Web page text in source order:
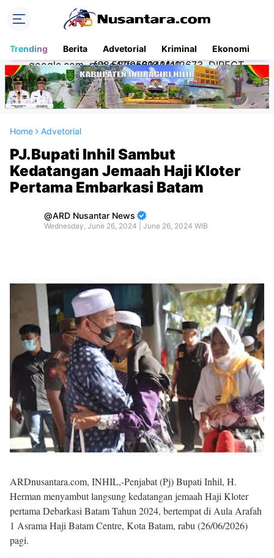
Trending Berita Advetorial Kriminal Ekonomi
google.com, pub-5820561844112673, DIRECT, f08c47fec0942fa0
Home Advetorial
PJ.Bupati Inhil Sambut
Kedatangan Jemaah Haji Kloter
Pertama Embarkasi Batam
ARD Nusantar News
Wednesday, June 26, 2024 | June 26, 2024 WIB
ARDnusantara.com, INHIL,-Penjabat (Pj) Bupati Inhil, H.
Herman menyambut langsung kedatangan jemaah Haji Kloter
pertama Debarkasi Batam Tahun 2024, bertempat di Aula Arafah
1 Asrama Haji Batam Centre, Kota Batam, rabu (26/06/2026)
pagi.